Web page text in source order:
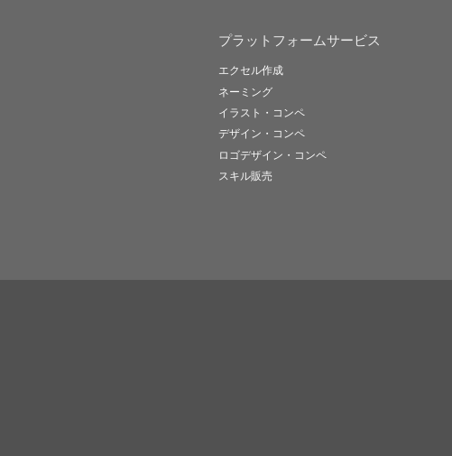
プラットフォームサービス
エクセル作成
ネーミング
イラスト・コンペ
デザイン・コンペ
ロゴデザイン・コンペ
スキル販売